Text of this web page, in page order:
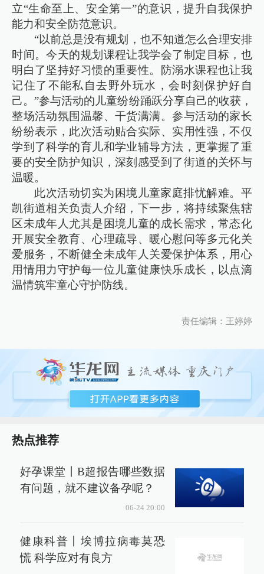
立“生命至上、安全第一”的意识，提升自我保护
能力和安全防范意识。
“以前总是没有规划，也不知道怎么合理安排
时间。今天的规划课程让我学会了制定目标，也
明白了坚持好习惯的重要性。防溺水课程也让我
记住了不能私自去野外玩水，会时刻保护好自
己。”参与活动的儿童纷纷踊跃分享自己的收获，
整场活动氛围温馨、干货满满。参与活动的家长
纷纷表示，此次活动贴合实际、实用性强，不仅
学到了科学的育儿和学业辅导方法，更掌握了重
要的安全防护知识，深刻感受到了街道的关怀与
温暖。
此次活动切实为困境儿童家庭排忧解难。平
凯街道相关负责人介绍，下一步，将持续聚焦辖
区未成年人尤其是困境儿童的成长需求，常态化
开展安全教育、心理疏导、暖心慰问等多元化关
爱服务，不断健全未成年人关爱保护体系，用心
用情用力守护每一位儿童健康快乐成长，以点滴
温情筑牢童心守护防线。
责任编辑：王婷婷
热点推荐
好孕课堂丨B超报告哪些数据
有问题，就不建议备孕呢？
06-24 20:00
健康科普丨埃博拉病毒莫恐
慌 科学应对有良方